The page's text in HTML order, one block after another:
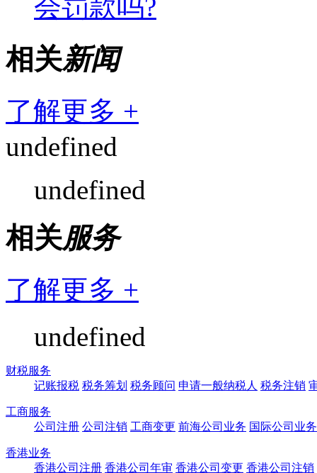
会罚款吗?
相关新闻
了解更多 +
undefined
undefined
相关服务
了解更多 +
undefined
财税服务
记账报税 税务筹划 税务顾问 申请一般纳税人 税务注销
工商服务
公司注册 公司注销 工商变更 前海公司业务 国际公司业务
香港业务
香港公司注册 香港公司年审 香港公司变更 香港公司注销